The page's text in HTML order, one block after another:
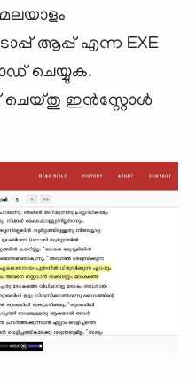
ആപ്പ് എന്ന EXE
ചെയ്യുക.
ചെയ്തു ഇന്‍സ്റ്റോള്‍